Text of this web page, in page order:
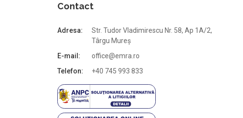
Contact
Adresa:
Str. Tudor Vladimirescu Nr. 58, Ap 1A/2,
Târgu Mureș
E-mail:
office@emra.ro
Telefon:
+40 745 993 833